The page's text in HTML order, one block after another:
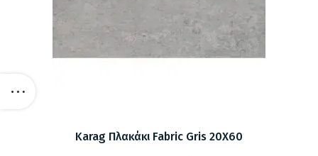
Karag Πλακάκι Fabric Gris 20X60